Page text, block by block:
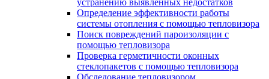
Определение эффективности работы
системы отопления с помощью тепловизора
Поиск повреждений пароизоляции с
помощью тепловизора
Проверка герметичности оконных
стеклопакетов с помощью тепловизора
Обследование тепловизором